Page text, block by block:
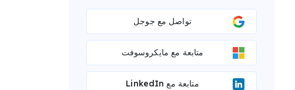
تواصل مع جوجل
متابعة مع مايكروسوفت
متابعة مع LinkedIn